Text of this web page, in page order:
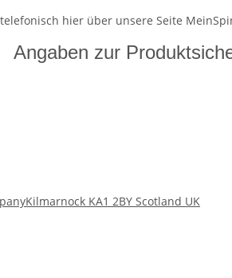
hier über unsere Seite
Angaben zur
KA1 2BY Scotland UK